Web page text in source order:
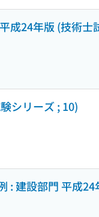
成24年版 (技術士
シリーズ ; 10)
: 建設部門 平成